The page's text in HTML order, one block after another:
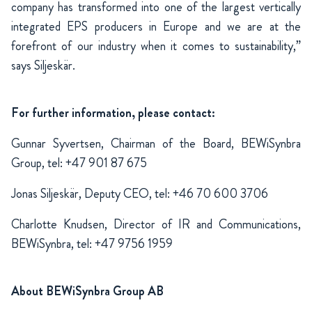
company has transformed into one of the largest vertically
integrated EPS producers in Europe and we are at the
forefront of our industry when it comes to sustainability,”
says Siljeskär.
For further information, please contact:
Gunnar Syvertsen, Chairman of the Board, BEWiSynbra
Group, tel: +47 901 87 675
Jonas Siljeskär, Deputy CEO, tel: +46 70 600 3706
Charlotte Knudsen, Director of IR and Communications,
BEWiSynbra, tel: +47 9756 1959
About BEWiSynbra Group AB